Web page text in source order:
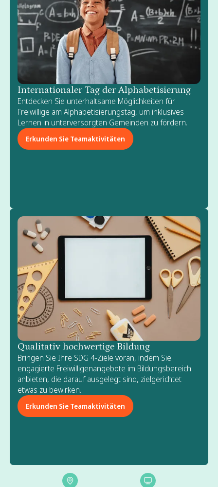
Internationaler Tag der Alphabetisierung
Entdecken Sie unterhaltsame Möglichkeiten für
Freiwillige am Alphabetisierungstag, um inklusives
Lernen in unterversorgten Gemeinden zu fördern.
Erkunden Sie Teamaktivitäten
Qualitativ hochwertige Bildung
Bringen Sie Ihre SDG 4-Ziele voran, indem Sie
engagierte Freiwilligenangebote im Bildungsbereich
anbieten, die darauf ausgelegt sind, zielgerichtet
etwas zu bewirken.
Erkunden Sie Teamaktivitäten